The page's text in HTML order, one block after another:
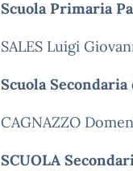
Scuola Primaria
SALES Luigi
Scuola
CAGNAZZO
SCUOLA